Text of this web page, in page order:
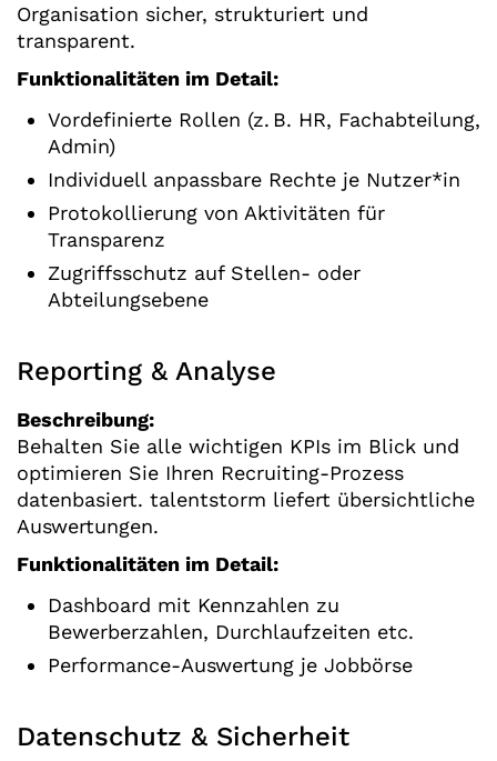
Organisation sicher, strukturiert und
transparent.
Funktionalitäten im Detail:
Vordefinierte Rollen (z. B. HR, Fachabteilung,
Admin)
Individuell anpassbare Rechte je Nutzer*in
Protokollierung von Aktivitäten für
Transparenz
Zugriffsschutz auf Stellen- oder
Abteilungsebene
Reporting & Analyse
Beschreibung:
Behalten Sie alle wichtigen KPIs im Blick und
optimieren Sie Ihren Recruiting-Prozess
datenbasiert. talentstorm liefert übersichtliche
Auswertungen.
Funktionalitäten im Detail:
Dashboard mit Kennzahlen zu
Bewerberzahlen, Durchlaufzeiten etc.
Performance-Auswertung je Jobbörse
Datenschutz & Sicherheit